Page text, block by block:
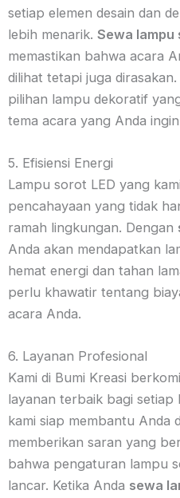
setiap elemen desain dan
lebih menarik. Sewa
memastikan bahwa acara
dilihat tetapi juga
pilihan lampu dekoratif
tema acara yang Anda
5. Efisiensi Energi
Lampu sorot LED yang
pencahayaan yang tidak
ramah lingkungan. Dengan
Anda akan mendapatkan
hemat energi dan tahan
perlu khawatir tentang
acara Anda.
6. Layanan Profesional
Kami di Bumi Kreasi
layanan terbaik bagi setiap
kami siap membantu Anda
memberikan saran yang
bahwa pengaturan lampu
lancar. Ketika Anda sewa